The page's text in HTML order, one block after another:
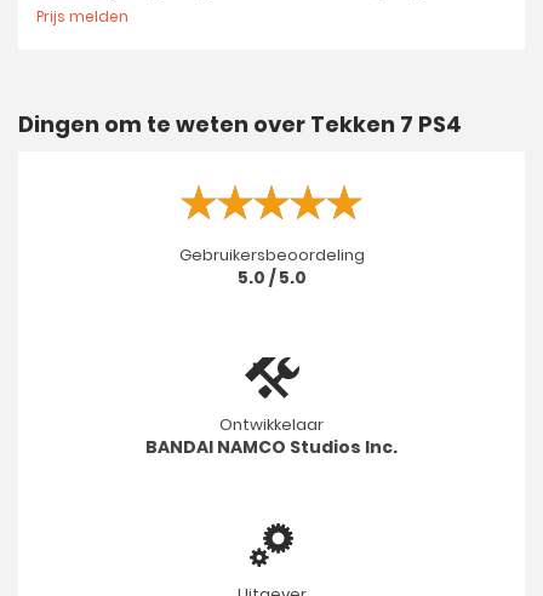
Prijs melden
Dingen om te weten over Tekken 7 PS4
Gebruikersbeoordeling
5.0 / 5.0
Ontwikkelaar
BANDAI NAMCO Studios Inc.